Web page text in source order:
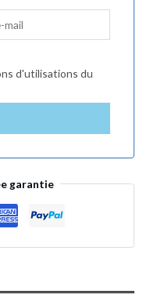
d'utilisations du
garantie